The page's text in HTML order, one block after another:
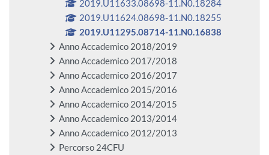
2019.U11633.08698-11.N0.18284
2019.U11624.08698-11.N0.18255
2019.U11295.08714-11.N0.16838
Anno Accademico 2018/2019
Anno Accademico 2017/2018
Anno Accademico 2016/2017
Anno Accademico 2015/2016
Anno Accademico 2014/2015
Anno Accademico 2013/2014
Anno Accademico 2012/2013
Percorso 24CFU